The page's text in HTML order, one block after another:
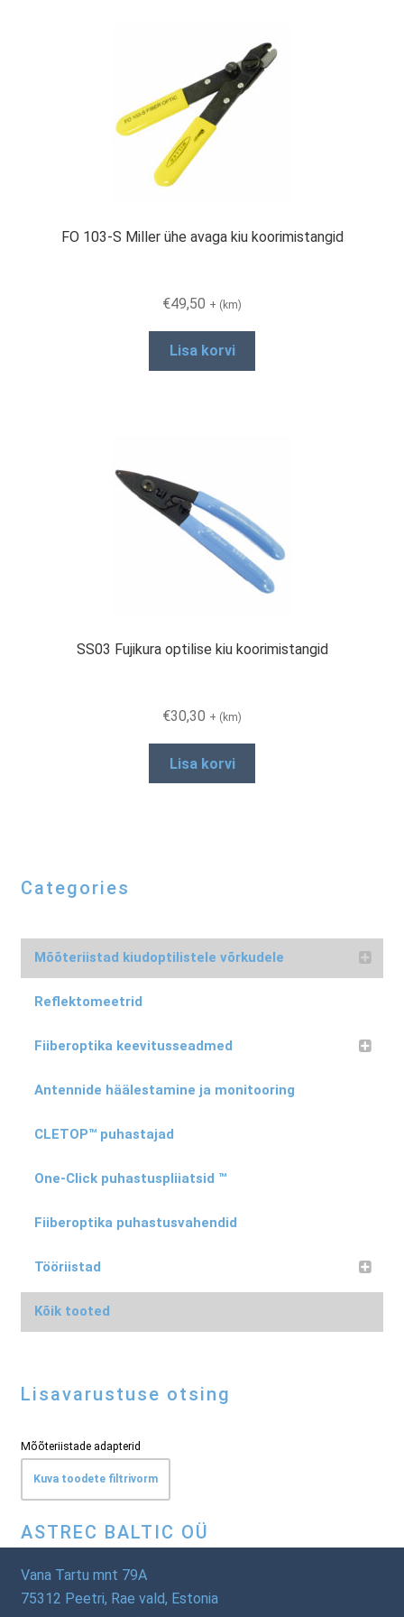
options
may
be
FO 103-S Miller ühe avaga kiu koorimistangid
€49,50 + (km)
Lisa korvi
SS03 Fujikura optilise kiu koorimistangid
€30,30 + (km)
Lisa korvi
Categories
Mõõteriistad kiudoptilistele võrkudele
Reflektomeetrid
Fiiberoptika keevitusseadmed
Antennide häälestamine ja monitooring
CLETOP™ puhastajad
One-Click puhastuspliiatsid ™
Fiiberoptika puhastusvahendid
Tööriistad
Kõik tooted
Lisavarustuse otsing
Mõõteriistade adapterid
Kuva toodete filtrivorm
ASTREC BALTIC OÜ
Vana Tartu mnt 79A
75312 Peetri, Rae vald, Estonia